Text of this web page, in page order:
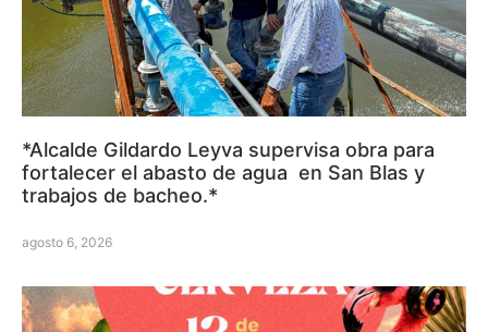
*Alcalde Gildardo Leyva supervisa obra para
fortalecer el abasto de agua en San Blas y
trabajos de bacheo.*
agosto 6, 2026